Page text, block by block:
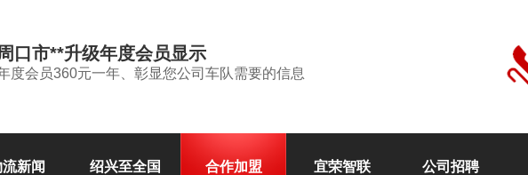
口市**升级年度会员显示
度会员360元一年、彰显您公司车队需要的信息
新闻 绍兴至全国 合作加盟 宜荣智联 公司招聘